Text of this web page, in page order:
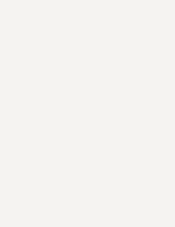
luxe, veilige en zuinige